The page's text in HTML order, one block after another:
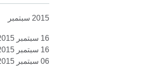
2015 سبتمبر
16 سبتمبر 2015
16 سبتمبر 2015
06 سبتمبر 2015